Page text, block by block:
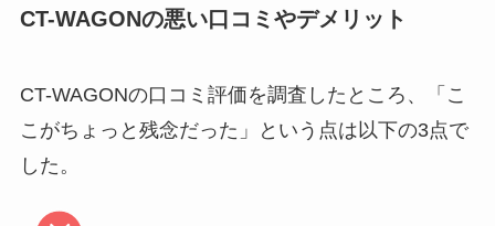
CT-WAGONの悪い口コミやデメリット
CT-WAGONの口コミ評価を調査したところ、「こ
こがちょっと残念だった」という点は以下の3点で
した。